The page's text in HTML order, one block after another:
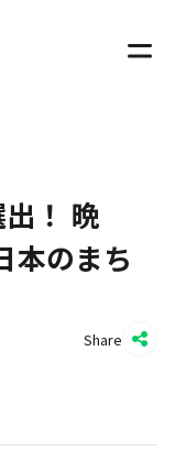
！ 晩
本のまち
Share